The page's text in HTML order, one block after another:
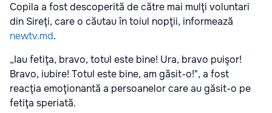
Copila a fost descoperită de către mai mulţi voluntari
din Sireţi, care o căutau în toiul nopţii, informează
newtv.md.
„Iau fetiţa, bravo, totul este bine! Ura, bravo puişor!
Bravo, iubire! Totul este bine, am găsit-o!", a fost
reacţia emoţionantă a persoanelor care au găsit-o pe
fetiţa speriată.